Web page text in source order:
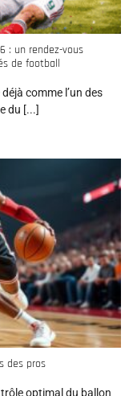
: un rendez-vous
de football
comme l’un des
du [...]
des pros
optimal du ballon